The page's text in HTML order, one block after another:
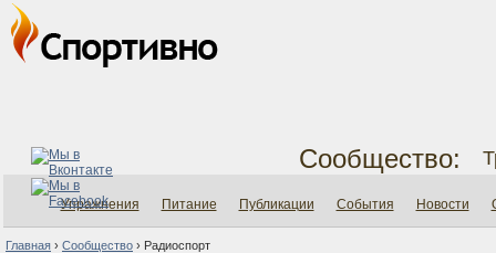
Сообщество:
Упражнения Питание Публикации События Новости
Главная › Сообщество › Радиоспорт